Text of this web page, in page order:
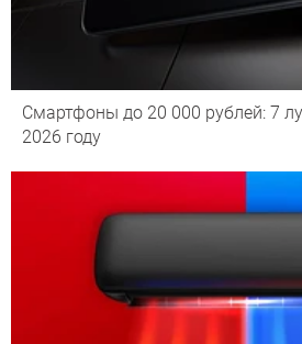
Смартфоны до 20 000 рублей: 7
2026 году